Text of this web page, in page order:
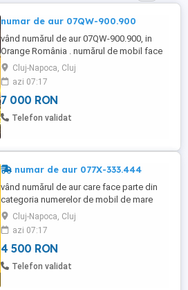
numar de aur 07QW-900.900
vând numărul de aur 07QW-900.900, in
Orange România . numărul de mobil face
parte din categoria numerelor de mobil de
mare gală . prețul 7.000 lei .
Cluj-Napoca, Cluj
azi 07:17
7 000 RON
Telefon validat
numar de aur 077X-333.444
vând numărul de aur care face parte din
categoria numerelor de mobil de mare
gală , cu prefix de pus în ramă urmat de
333.444. așadar , numărul de mobil de
mare gală : 077X-333.444. prețul 4500 lei .
Cluj-Napoca, Cluj
azi 07:17
4 500 RON
Telefon validat